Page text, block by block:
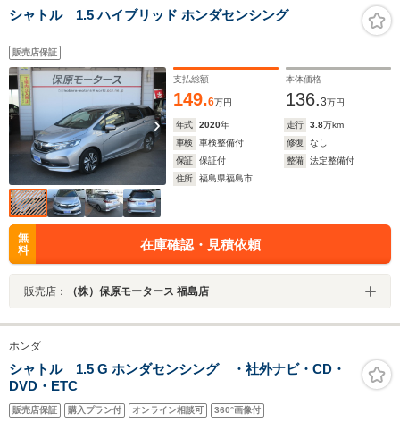
シャトル 1.5 ハイブリッド ホンダセンシング
販売店保証
支払総額
149.6万円
本体価格
136.3万円
年式 2020年 走行 3.8万km
車検
車検整備付 修復
なし
保証
保証付 整備
法定整備付
住所
福島県福島市
無
料
在庫確認・見積依頼
販売店： （株）保原モータース 福島店
ホンダ
シャトル 1.5 G ホンダセンシング ・社外ナビ・CD・
DVD・ETC
販売店保証 購入プラン付 オンライン相談可 360°画像付